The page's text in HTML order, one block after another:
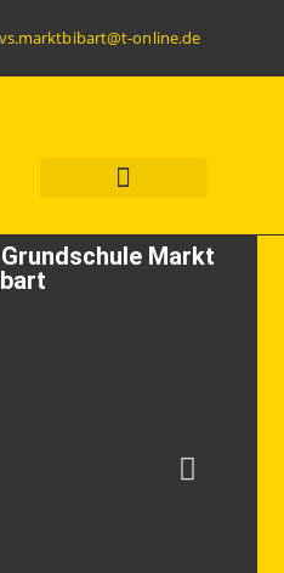
vs.marktbibart@t-online.de
Markt